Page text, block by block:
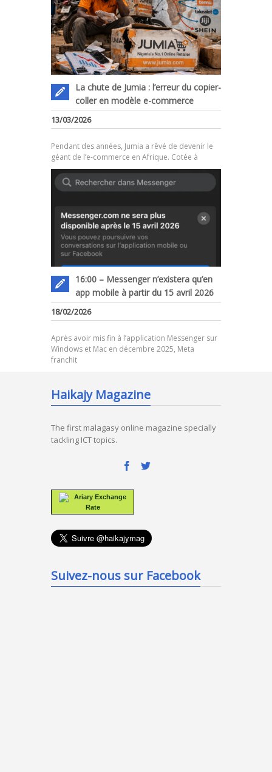
La chute de Jumia : l’erreur du copier-
coller en modèle e-commerce
13/03/2026
Pendant des années, Jumia a rêvé de devenir le
géant de l’e-commerce en Afrique. Cotée à
16:00 – Messenger n’existera qu’en
app mobile à partir du 15 avril 2026
18/02/2026
Après avoir mis fin à l’application Messenger sur
Windows et Mac en décembre 2025, Meta
franchit
Haikajy Magazine
The first malagasy online magazine specially
tackling ICT topics.
Ariary Exchange
Rate
Suivez-nous sur Facebook